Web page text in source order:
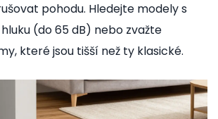
pohodu. Hledejte modely s
(do 65 dB) nebo zvažte
které jsou tišší než ty klasické.